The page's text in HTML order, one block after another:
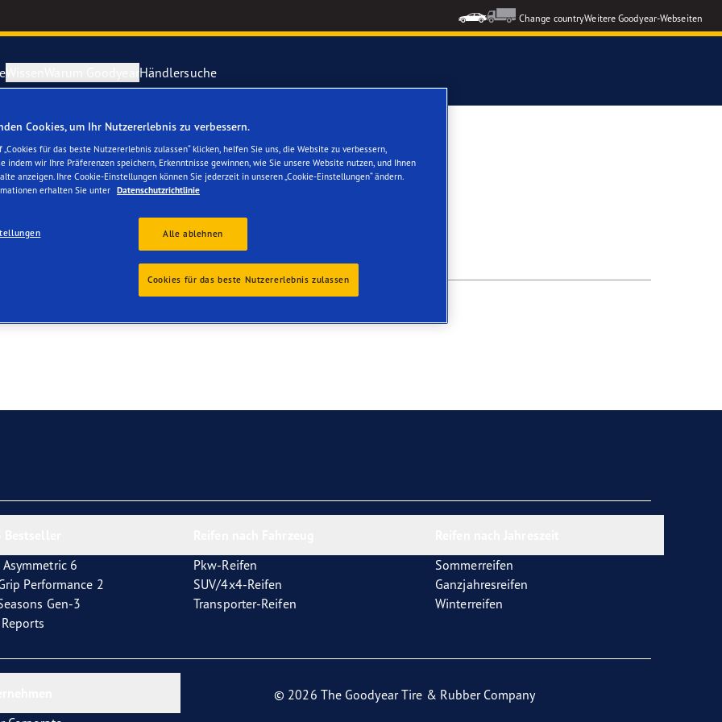
Change countryWeitere Goodyear-Webseiten
Wissen
Sie einen Platten
Blimp
RACING
Performance 2
UltraGrip Performance 3
Händlersuche
Asymmetric 6
Performance 2
Gen-3
Pkw-Reifen
SUV/4x4-Reifen
Transporter-Reifen
Sommerreifen
Ganzjahresreifen
Winterreifen
© 2026 The Goodyear Tire & Rubber Company
Cookies, um Ihr Nutzererlebnis zu verbessern.
„Cookies für das beste Nutzererlebnis zulassen“ klicken, helfen Sie uns, die Website zu verbessern,
indem wir Ihre Präferenzen speichern, Erkenntnisse gewinnen, wie Sie unsere Website nutzen, und Ihnen
anzeigen. Ihre Cookie-Einstellungen können Sie jederzeit in unseren „Cookie-Einstellungen“ ändern.
erhalten Sie unter Datenschutzrichtlinie
Alle ablehnen
Cookies für das beste Nutzererlebnis zulassen